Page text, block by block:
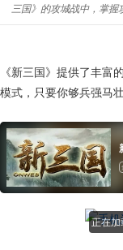
三国》的攻城战中，掌握
《新三国》提供了丰富
模式，只要你够兵强马
正在